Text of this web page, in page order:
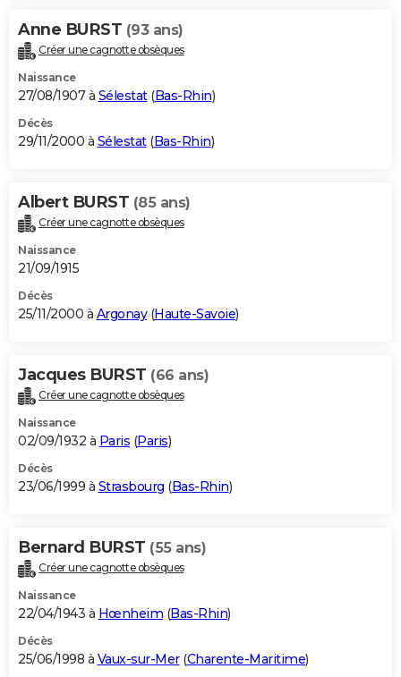
Anne BURST (93 ans)
Créer une cagnotte obsèques
Naissance
27/08/1907 à Sélestat(Bas-Rhin)
Décès
29/11/2000 à Sélestat(Bas-Rhin)
Albert BURST (85 ans)
Créer une cagnotte obsèques
Naissance
21/09/1915
Décès
25/11/2000 à Argonay(Haute-Savoie)
Jacques BURST (66 ans)
Créer une cagnotte obsèques
Naissance
02/09/1932 à Paris (Paris)
Décès
23/06/1999 à Strasbourg (Bas-Rhin)
Bernard BURST (55 ans)
Créer une cagnotte obsèques
Naissance
22/04/1943 à Hœnheim (Bas-Rhin)
Décès
25/06/1998 à Vaux-sur-Mer(Charente-Maritime)